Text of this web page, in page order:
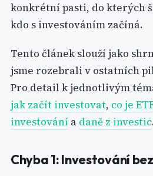
konkrétní pasti, do kterých
kdo s investováním začíná.
Tento článek slouží jako
jsme rozebrali v ostatních
Pro detail k jednotlivým
jak začít investovat, co je
investování a daně z investic
Chyba 1: Investování